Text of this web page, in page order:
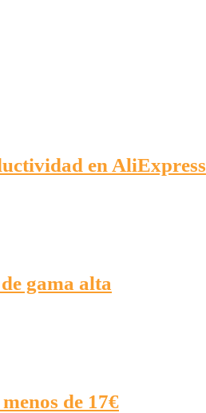
en AliExpress
gama alta
de 17€